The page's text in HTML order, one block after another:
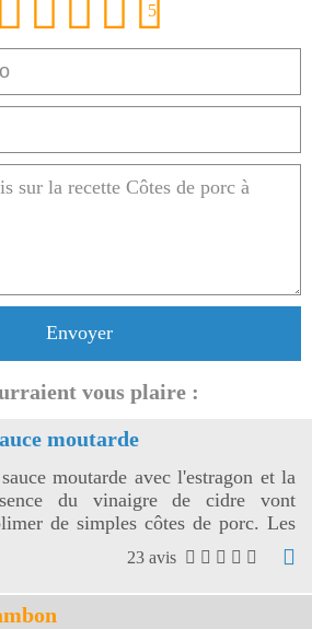
5
Envoyer
vous plaire :
moutarde
moutarde avec l'estragon et la
du vinaigre de cidre vont
de simples côtes de porc. Les
de porc à la moutarde
aussi bien de riz, de
ou de légumes de votre choix!
23 avis